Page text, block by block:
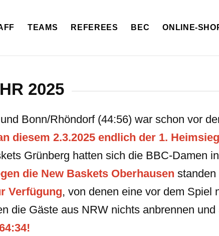
TEAMS REFEREES BEC ONLINE-
2025
Bonn/Rhöndorf (44:56) war schon vor
diesem 2.3.2025 endlich der 1.
Grünberg hatten sich die BBC-Damen
die New Baskets Oberhausen standen
Verfügung, von denen eine vor dem Spiel
die Gäste aus NRW nichts anbrennen und